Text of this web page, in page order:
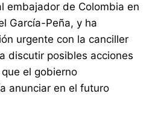
embajador de Colombia en
García-Peña, y ha
urgente con la canciller
discutir posibles acciones
el gobierno
anunciar en el futuro